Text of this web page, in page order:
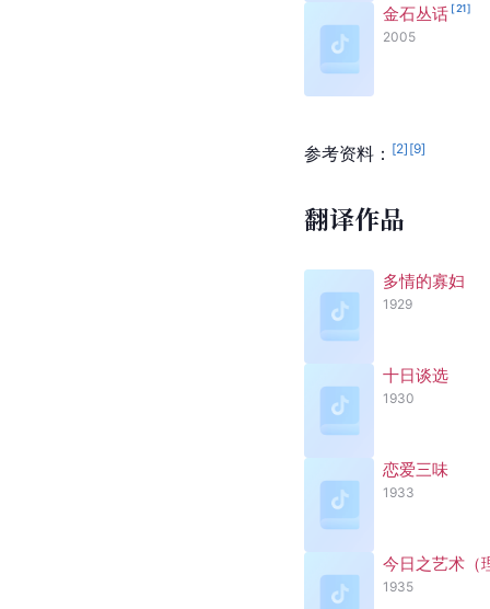
金石丛话 [21]
2005
参考资料： [2] [9]
翻译作品
多情的寡妇
1929
十日谈选
1930
恋爱三味
1933
今日之艺术（
1935